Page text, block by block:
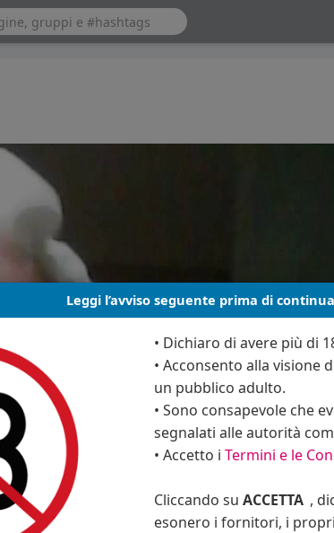
Leggi l’avviso seguente prima di
• Dichiaro di avere più di
• Acconsento alla visione
un pubblico adulto.
• Sono consapevole che
segnalati alle autorità
• Accetto i Termini e le
Cliccando su ACCETTA ,
esonero i fornitori, i